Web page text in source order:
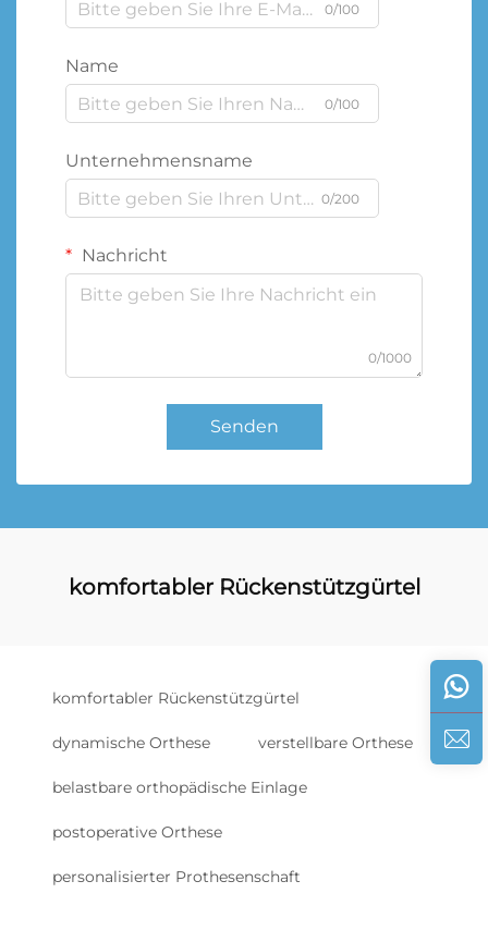
0/100
Name
0/100
Unternehmensname
0/200
Nachricht
0/1000
Senden
komfortabler Rückenstützgürtel
komfortabler Rückenstützgürtel
dynamische Orthese verstellbare Orthese
belastbare orthopädische Einlage
postoperative Orthese
personalisierter Prothesenschaft